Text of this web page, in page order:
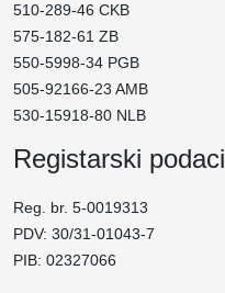
510-289-46 CKB
575-182-61 ZB
550-5998-34 PGB
505-92166-23 AMB
530-15918-80 NLB
Registarski podaci
Reg. br. 5-0019313
PDV: 30/31-01043-7
PIB: 02327066